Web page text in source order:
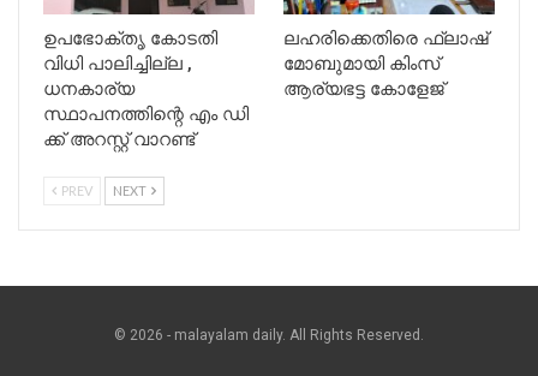
ഉപഭോക്തൃ കോടതി
വിധി പാലിച്ചില്ല ,
ധനകാര്യ
സ്ഥാപനത്തിന്റെ എം ഡി
ക്ക് അറസ്റ്റ് വാറണ്ട്
ലഹരിക്കെതിരെ ഫ്ലാഷ്
മോബുമായി കിംസ്
ആര്യഭട്ട കോളേജ്
PREV NEXT
© 2026 - malayalam daily. All Rights Reserved.